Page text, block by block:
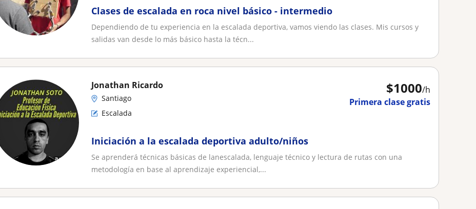
Clases de escalada en roca nivel básico - intermedio
Dependiendo de tu experiencia en la escalada deportiva, vamos viendo las clases. Mis cursos y
salidas van desde lo más básico hasta la técn...
$1000/h
Primera clase gratis
Jonathan Ricardo
Santiago
Escalada
Iniciación a la escalada deportiva adulto/niños
Se aprenderá técnicas básicas de lanescalada, lenguaje técnico y lectura de rutas con una
metodología en base al aprendizaje experiencial,...